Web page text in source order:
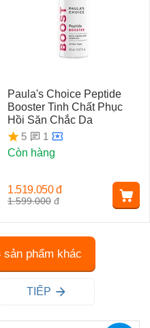
Paula's Choice Peptide
Booster Tinh Chất Phục
Hồi Săn Chắc Da
5
1
Còn hàng
1.599.000 đ
1.519.050 đ
sản phẩm khác
TIẾP